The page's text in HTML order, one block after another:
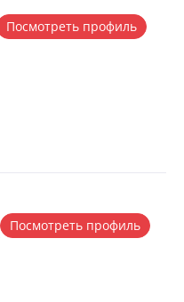
Посмотреть профиль
Посмотреть профиль